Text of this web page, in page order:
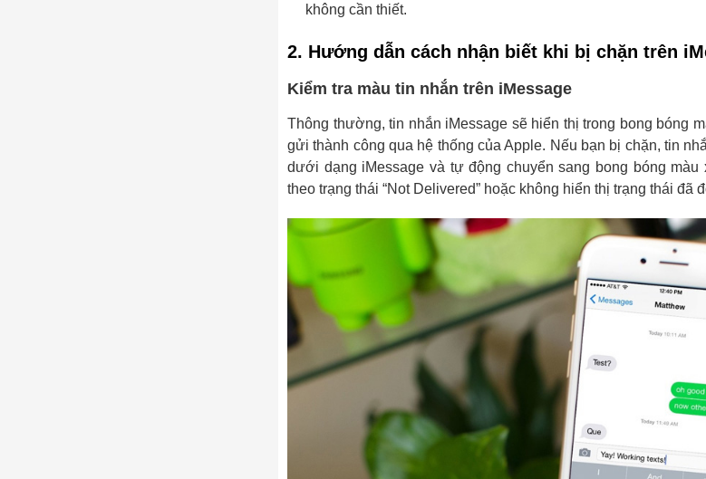
không cần thiết.
2. Hướng dẫn cách nhận biết khi bị chặn trên
Kiểm tra màu tin nhắn trên iMessage
Thông thường, tin nhắn iMessage sẽ hiển thị trong bong bóng
gửi thành công qua hệ thống của Apple. Nếu bạn bị chặn, tin
dưới dạng iMessage và tự động chuyển sang bong bóng màu
theo trạng thái “Not Delivered” hoặc không hiển thị trạng thái đã